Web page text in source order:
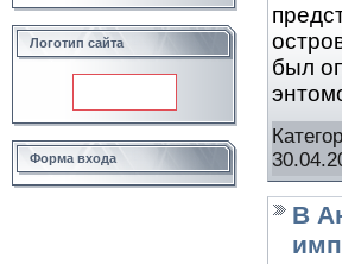
Логотип сайта
Форма входа
был
В